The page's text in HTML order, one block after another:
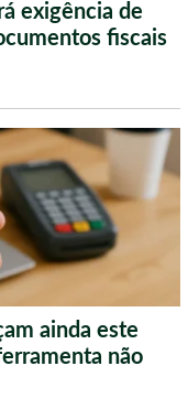
exigência de
fiscais
ainda este
não